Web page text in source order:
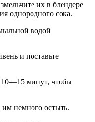
их в блендере
однородного сока.
водой
и поставьте
10—15 минут, чтобы
им немного остыть.